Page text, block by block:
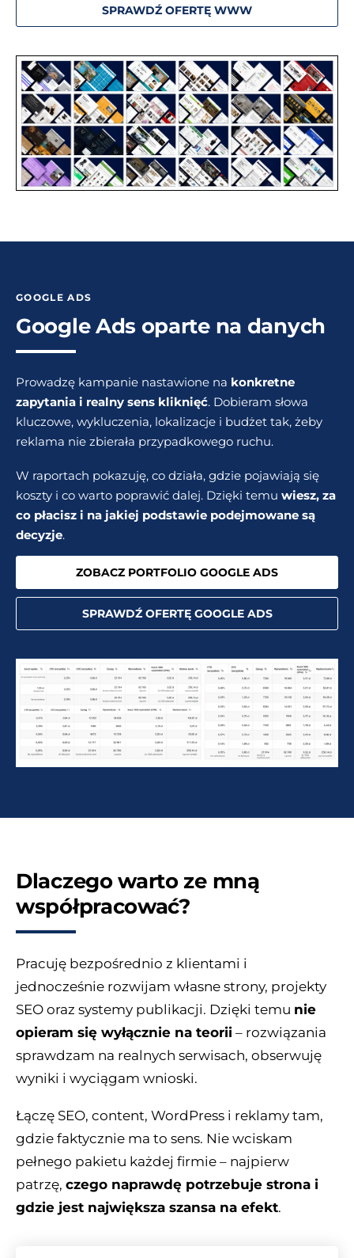
SPRAWDŹ OFERTĘ WWW
GOOGLE ADS
Google Ads oparte na danych
Prowadzę kampanie nastawione na konkretne
zapytania i realny sens kliknięć. Dobieram słowa
kluczowe, wykluczenia, lokalizacje i budżet tak, żeby
reklama nie zbierała przypadkowego ruchu.
W raportach pokazuję, co działa, gdzie pojawiają się
koszty i co warto poprawić dalej. Dzięki temu wiesz, za
co płacisz i na jakiej podstawie podejmowane są
decyzje.
ZOBACZ PORTFOLIO GOOGLE ADS
SPRAWDŹ OFERTĘ GOOGLE ADS
Dlaczego warto ze mną
współpracować?
Pracuję bezpośrednio z klientami i
jednocześnie rozwijam własne strony, projekty
SEO oraz systemy publikacji. Dzięki temu nie
opieram się wyłącznie na teorii – rozwiązania
sprawdzam na realnych serwisach, obserwuję
wyniki i wyciągam wnioski.
Łączę SEO, content, WordPress i reklamy tam,
gdzie faktycznie ma to sens. Nie wciskam
pełnego pakietu każdej firmie – najpierw
patrzę, czego naprawdę potrzebuje strona i
gdzie jest największa szansa na efekt.